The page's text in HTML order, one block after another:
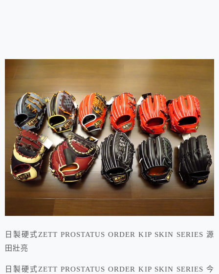
日製硬式ZETT PROSTATUS ORDER KIP SKIN SERIES 源
田壯亮
日製硬式ZETT PROSTATUS ORDER KIP SKIN SERIES 今